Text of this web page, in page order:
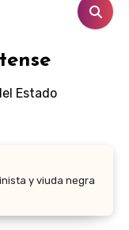
Estado
y viuda negra